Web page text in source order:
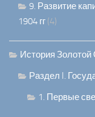
9. Развитие
1904 гг (4)
История
Раздел I.
1. Первые